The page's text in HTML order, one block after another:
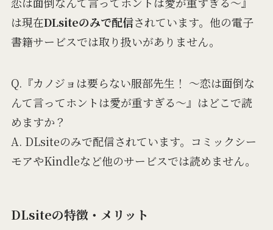
は現在DLsiteのみで配信されています。他の電子
書籍サービスでは取り扱いがありません。
Q.『カノジョは要らない服部先生！ ～恋は面倒な
んて言ってホントは愛が重すぎる～』はどこで読
めますか？
A. DLsiteのみで配信されています。コミックシー
モアやKindleなど他のサービスでは読めません。
DLsiteの特徴・メリット